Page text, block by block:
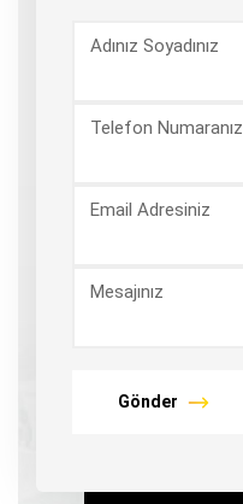
Adınız Soyadınız
Telefon Numaranız
Email Adresiniz
Mesajınız
Gönder